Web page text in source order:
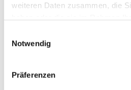
weiteren Daten zusammen, die
Notwendig
Präferenzen